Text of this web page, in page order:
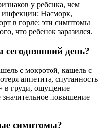
у ребенка, чем
инфекции: Насморк,
в горле: эти симптомы
что ребенок заразился.
день?
с мокротой, кашель с
аппетита, спутанность
в груди, ощущение
значительное повышение
симптомы?